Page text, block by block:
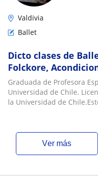
Valdivia
Ballet
Dicto clases de
Folckore,
Graduada de Profesora
Universidad de Chile.
la Universidad de
ver más